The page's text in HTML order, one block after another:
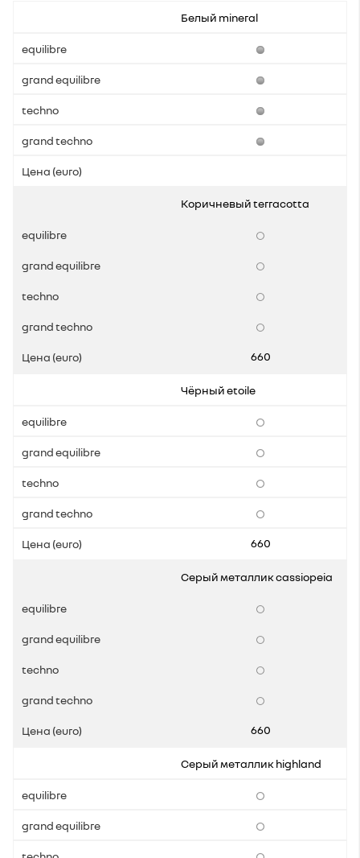
Белый mineral
Коричневый terracotta
660
Чёрный etoile
660
Серый металлик cassiopeia
660
Серый металлик highland